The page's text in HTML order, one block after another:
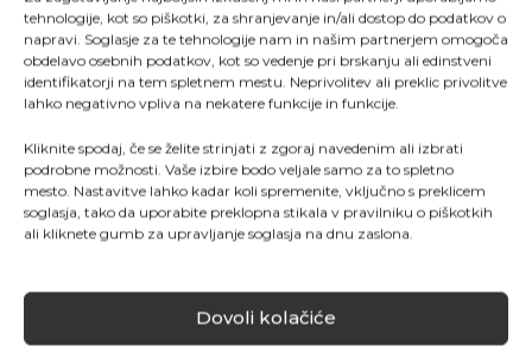
tehnologije, kot so piškotki, za shranjevanje in/ali dostop do podatkov o
napravi. Soglasje za te tehnologije nam in našim partnerjem omogoča
obdelavo osebnih podatkov, kot so vedenje pri brskanju ali edinstveni
identifikatorji na tem spletnem mestu. Neprivolitev ali preklic privolitve
lahko negativno vpliva na nekatere funkcije in funkcije.
Kliknite spodaj, če se želite strinjati z zgoraj navedenim ali izbrati
podrobne možnosti. Vaše izbire bodo veljale samo za to spletno
mesto. Nastavitve lahko kadar koli spremenite, vključno s preklicem
soglasja, tako da uporabite preklopna stikala v pravilniku o piškotkih
ali kliknete gumb za upravljanje soglasja na dnu zaslona.
Dovoli kolačiće
rodovitna tla, prejemajo subvencije v kmetijstvu, tj.
se obračajo k pridelavi poljščin.
Podjetje Agromarket s svojo strokovno ekipo
inženirjev si prizadeva za ohranjanje dobrih
kmetijskih praks in nudi strokovno podporo pri
tehnologiji gojenja tistim mladim generacijam, ki so
se odločile za ukvarjanje s pridelavo.
Cuprablau Z, Fungohem SC, Funguran OH, Byfin,
Akaristop, Mili, Bosco, Queen, Switch in Signum